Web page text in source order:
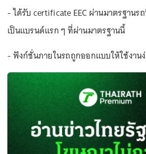
- ได้รับ certificate EEC ผ่านมาตรฐานร
เป็นแบรนด์แรก ๆ ที่ผ่านมาตรฐานนี้
- ฟังก์ชั่นภายในรถถูกออกแบบให้ใช้งาน